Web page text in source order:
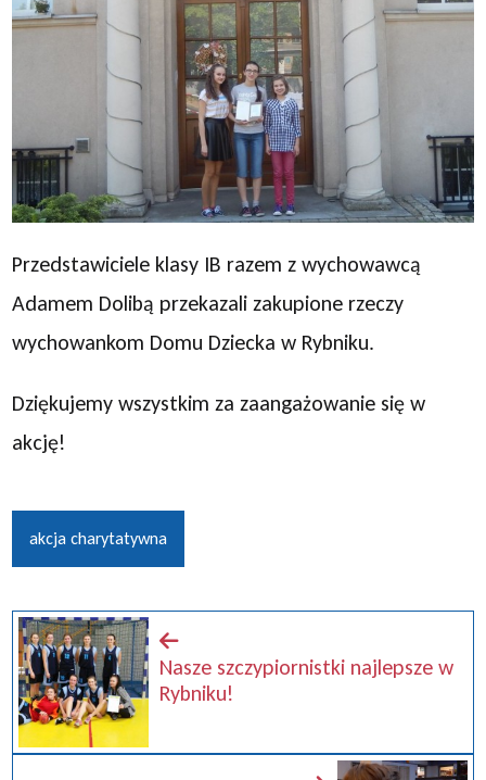
Przedstawiciele klasy IB razem z wychowawcą
Adamem Dolibą przekazali zakupione rzeczy
wychowankom Domu Dziecka w Rybniku.
Dziękujemy wszystkim za zaangażowanie się w
akcję!
akcja charytatywna
Nasze szczypiornistki najlepsze w
Rybniku!